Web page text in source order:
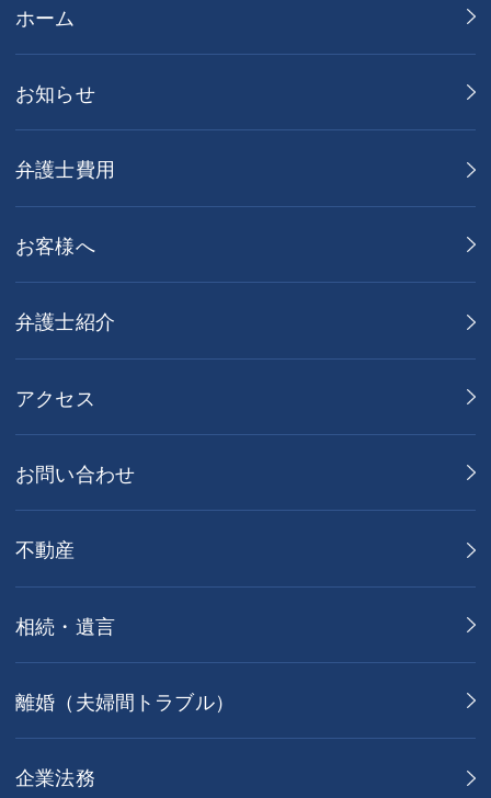
ホーム
お知らせ
弁護士費用
お客様へ
弁護士紹介
アクセス
お問い合わせ
不動産
相続・遺言
離婚（夫婦間トラブル）
企業法務